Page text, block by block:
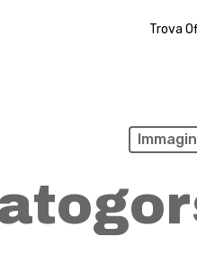
Trova